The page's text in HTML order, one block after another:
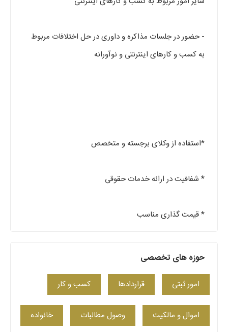
- حضور در جلسات مذاکره و داوری در حل اختلافات مربوط
به کسب و کارهای اینترنتی و نوآورانه
*استفاده از وکلای برجسته و متخصص
* شفافیت در ارائه خدمات حقوقی
* قیمت گذاری مناسب
حوزه های تخصصی
امور ثبتی قراردادها کسب‌ و کار
اموال و مالکیت وصول مطالبات خانواده